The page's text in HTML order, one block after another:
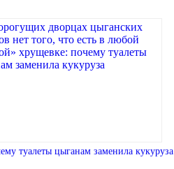
туалеты цыганам заменила кукуруза